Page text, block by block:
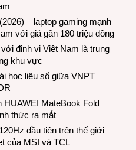
– laptop gaming mạnh
với giá gần 180 triệu đồng
định vị Việt Nam là trung
khu vực
học liệu số giữa VNPT
HUAWEI MateBook Fold
thức ra mắt
đầu tiên trên thế giới
của MSI và TCL